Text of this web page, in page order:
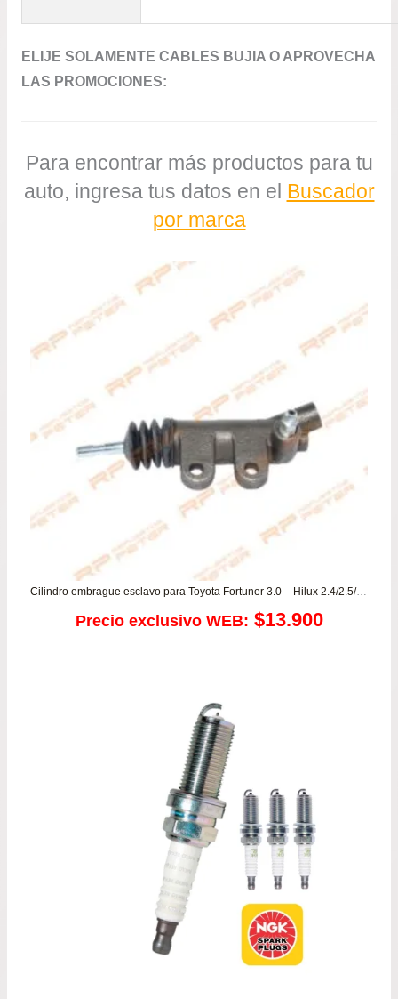
ELIJE SOLAMENTE CABLES BUJIA O APROVECHA
LAS PROMOCIONES:
Para encontrar más productos para tu
auto, ingresa tus datos en el Buscador
por marca
Cilindro embrague esclavo para Toyota Fortuner 3.0 – Hilux 2.4/2.5/3.0
Precio exclusivo WEB: $13.900